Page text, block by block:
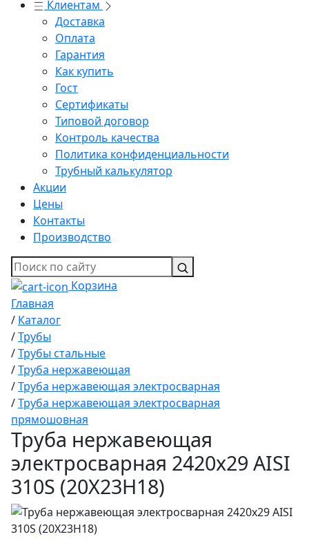
Клиентам
Доставка
Оплата
Гарантия
Как купить
Гост
Сертификаты
Типовой договор
Контроль качества
Политика конфиденциальности
Трубный калькулятор
Акции
Цены
Контакты
Производство
Корзина
Главная
/ Каталог
/Трубы
/Трубы стальные
/Труба нержавеющая
/Труба нержавеющая электросварная
/Труба нержавеющая электросварная
прямошовная
Труба нержавеющая
электросварная 2420х29 AISI
310S (20Х23Н18)